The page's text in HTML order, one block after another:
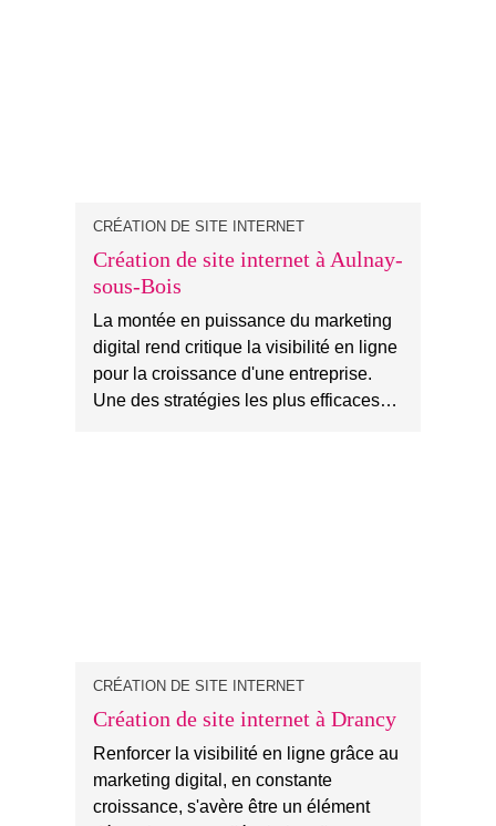
CRÉATION DE SITE INTERNET
Création de site internet à Aulnay-
sous-Bois
La montée en puissance du marketing
digital rend critique la visibilité en ligne
pour la croissance d'une entreprise.
Une des stratégies les plus efficaces…
CRÉATION DE SITE INTERNET
Création de site internet à Drancy
Renforcer la visibilité en ligne grâce au
marketing digital, en constante
croissance, s'avère être un élément